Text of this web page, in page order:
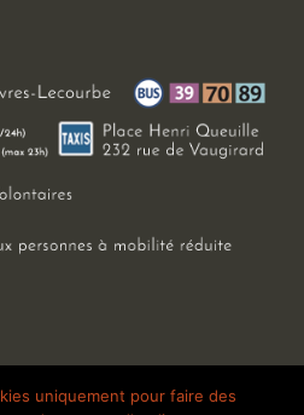
droits réservés | Mentions légales
uniquement pour faire des